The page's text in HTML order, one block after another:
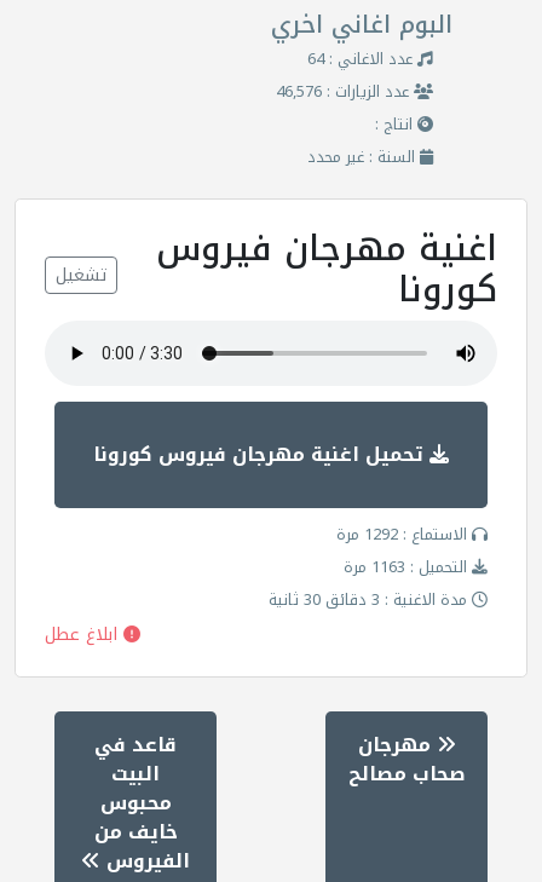
البوم اغاني اخري
عدد الاغاني : 64
عدد الزيارات : 46,576
انتاج :
السنة : غير محدد
اغنية مهرجان فيروس
كورونا تشغيل
تحميل اغنية مهرجان فيروس كورونا
الاستماع : 1292 مرة
التحميل : 1163 مرة
مدة الاغنية : 3 دقائق 30 ثانية
ابلاغ عطل
مهرجان
صحاب مصالح
قاعد في
البيت
محبوس
خايف من
الفيروس